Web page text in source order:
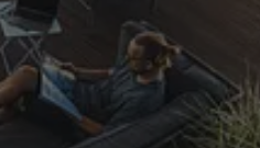
Trusted